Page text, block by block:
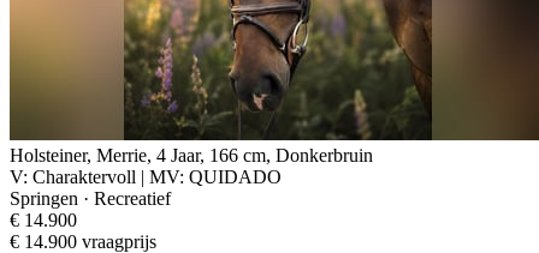
Holsteiner, Merrie, 4 Jaar, 166 cm, Donkerbruin
V: Charaktervoll | MV: QUIDADO
Springen · Recreatief
€ 14.900
€ 14.900 vraagprijs